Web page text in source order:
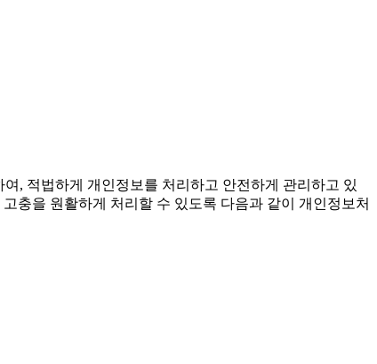
, 적법하게 개인정보를 처리하고 안전하게 관리하고 있
충을 원활하게 처리할 수 있도록 다음과 같이 개인정보처